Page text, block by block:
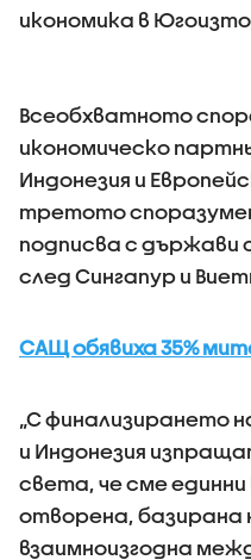
икономика в
Всеобхватното
икономическо
Индонезия и
третото
подписва с държави
след Сингапур и
САЩ обявиха 35%
„С финализирането
и Индонезия
света, че сме
отворена, базирана
взаимноизгодна